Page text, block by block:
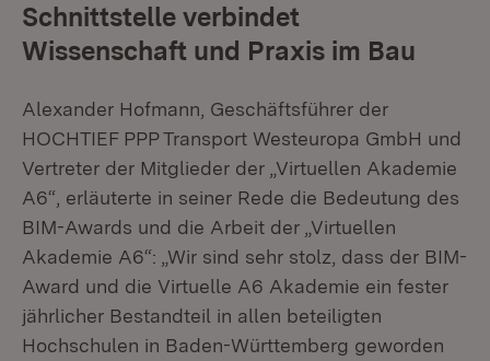
Schnittstelle verbindet
Wissenschaft und Praxis im Bau
Alexander Hofmann, Geschäftsführer der
HOCHTIEF PPP Transport Westeuropa GmbH und
Vertreter der Mitglieder der „Virtuellen Akademie
A6“, erläuterte in seiner Rede die Bedeutung des
BIM-Awards und die Arbeit der „Virtuellen
Akademie A6“: „Wir sind sehr stolz, dass der BIM-
Award und die Virtuelle A6 Akademie ein fester
jährlicher Bestandteil in allen beteiligten
Hochschulen in Baden-Württemberg geworden